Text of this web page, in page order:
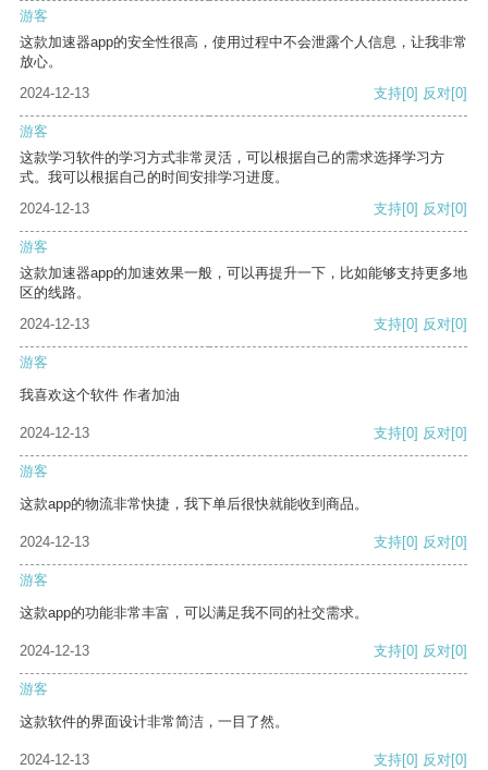
游客
这款加速器app的安全性很高，使用过程中不会泄露个人信息，让我非常
放心。
2024-12-13
支持[0] 反对[0]
游客
这款学习软件的学习方式非常灵活，可以根据自己的需求选择学习方
式。我可以根据自己的时间安排学习进度。
2024-12-13
支持[0] 反对[0]
游客
这款加速器app的加速效果一般，可以再提升一下，比如能够支持更多地
区的线路。
2024-12-13
支持[0] 反对[0]
游客
我喜欢这个软件 作者加油
2024-12-13 支持[0] 反对[0]
游客
这款app的物流非常快捷，我下单后很快就能收到商品。
2024-12-13 支持[0] 反对[0]
游客
这款app的功能非常丰富，可以满足我不同的社交需求。
2024-12-13 支持[0] 反对[0]
游客
这款软件的界面设计非常简洁，一目了然。
2024-12-13 支持[0] 反对[0]